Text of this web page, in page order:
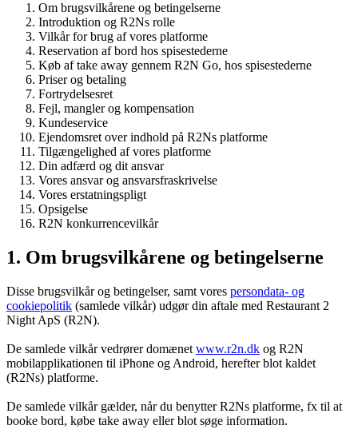
Om brugsvilkårene og betingelserne
Introduktion og R2Ns rolle
Vilkår for brug af vores platforme
Reservation af bord hos spisestederne
Køb af take away gennem R2N Go, hos spisestederne
Priser og betaling
Fortrydelsesret
Fejl, mangler og kompensation
Kundeservice
Ejendomsret over indhold på R2Ns platforme
Tilgængelighed af vores platforme
Din adfærd og dit ansvar
Vores ansvar og ansvarsfraskrivelse
Vores erstatningspligt
Opsigelse
R2N konkurrencevilkår
1. Om brugsvilkårene og betingelserne
Disse brugsvilkår og betingelser, samt vores persondata- og
cookiepolitik (samlede vilkår) udgør din aftale med Restaurant 2
Night ApS (R2N).
De samlede vilkår vedrører domænet www.r2n.dk og R2N
mobilapplikationen til iPhone og Android, herefter blot kaldet
(R2Ns) platforme.
De samlede vilkår gælder, når du benytter R2Ns platforme, fx til at
booke bord, købe take away eller blot søge information.